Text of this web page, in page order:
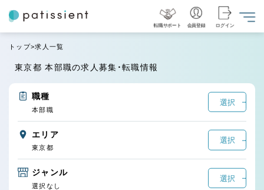
転職サポート 会員登録 ログイン
トップ 求人一覧
東京都 本部職の求人募集・転職情報
職種
選択
本部職
エリア
選択
東京都
ジャンル
選択
選択なし